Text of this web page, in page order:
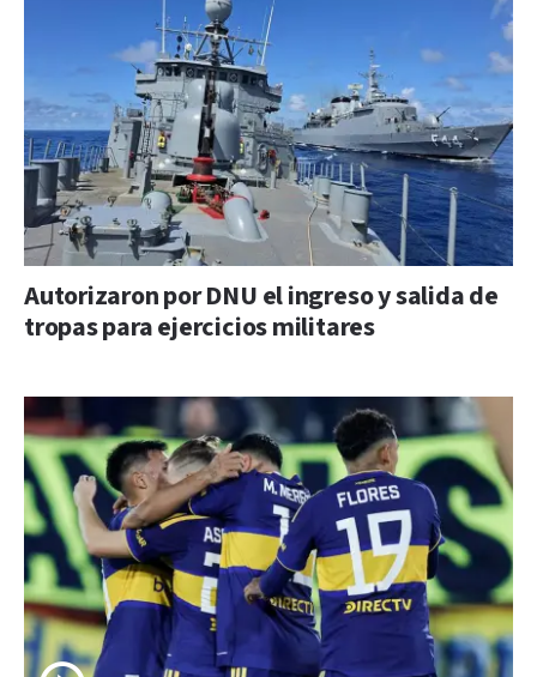
Autorizaron por DNU el ingreso y salida de
tropas para ejercicios militares